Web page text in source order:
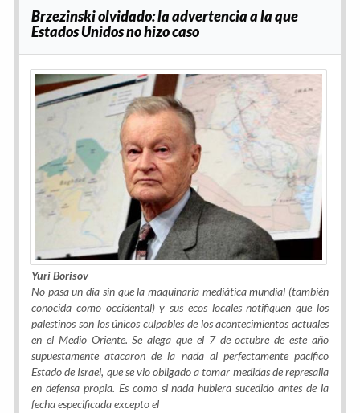
Brzezinski olvidado: la advertencia a la que
Estados Unidos no hizo caso
Yuri Borisov
No pasa un día sin que la maquinaria mediática mundial (también
conocida como occidental) y sus ecos locales notifiquen que los
palestinos son los únicos culpables de los acontecimientos actuales
en el Medio Oriente. Se alega que el 7 de octubre de este año
supuestamente atacaron de la nada al perfectamente pacífico
Estado de Israel, que se vio obligado a tomar medidas de represalia
en defensa propia. Es como si nada hubiera sucedido antes de la
fecha especificada excepto el